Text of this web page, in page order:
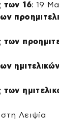
των 16: 19
Λειψία